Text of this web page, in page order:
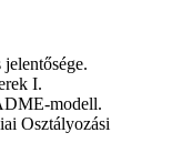
I.
modell.
Osztályozási